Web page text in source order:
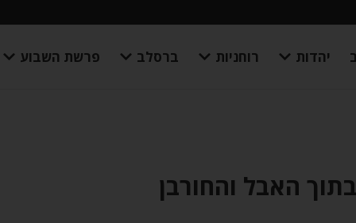
יהדות רוחניות ברסלב פרשת השבוע
האבל והחורבן